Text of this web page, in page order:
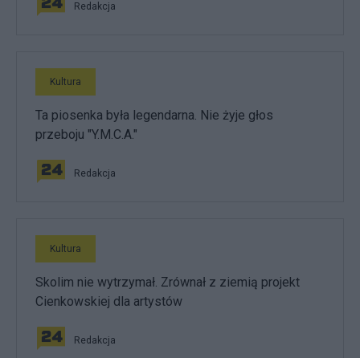
Redakcja
Kultura
Ta piosenka była legendarna. Nie żyje głos
przeboju "Y.M.C.A."
Redakcja
Kultura
Skolim nie wytrzymał. Zrównał z ziemią projekt
Cienkowskiej dla artystów
Redakcja